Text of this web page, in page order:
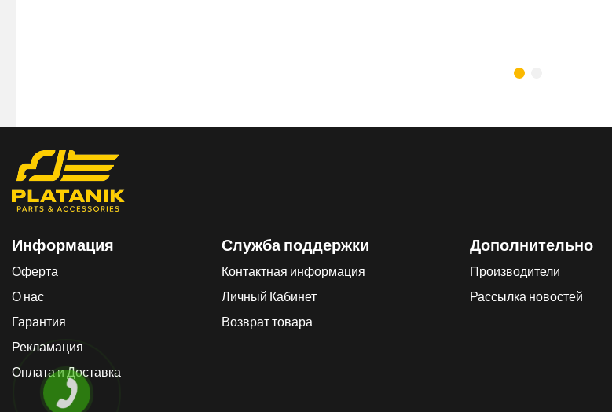
Информация
Оферта
О нас
Гарантия
Рекламация
Оплата и Доставка
Служба поддержки
Контактная информация
Личный Кабинет
Возврат товара
Дополнительно
Производители
Рассылка новостей